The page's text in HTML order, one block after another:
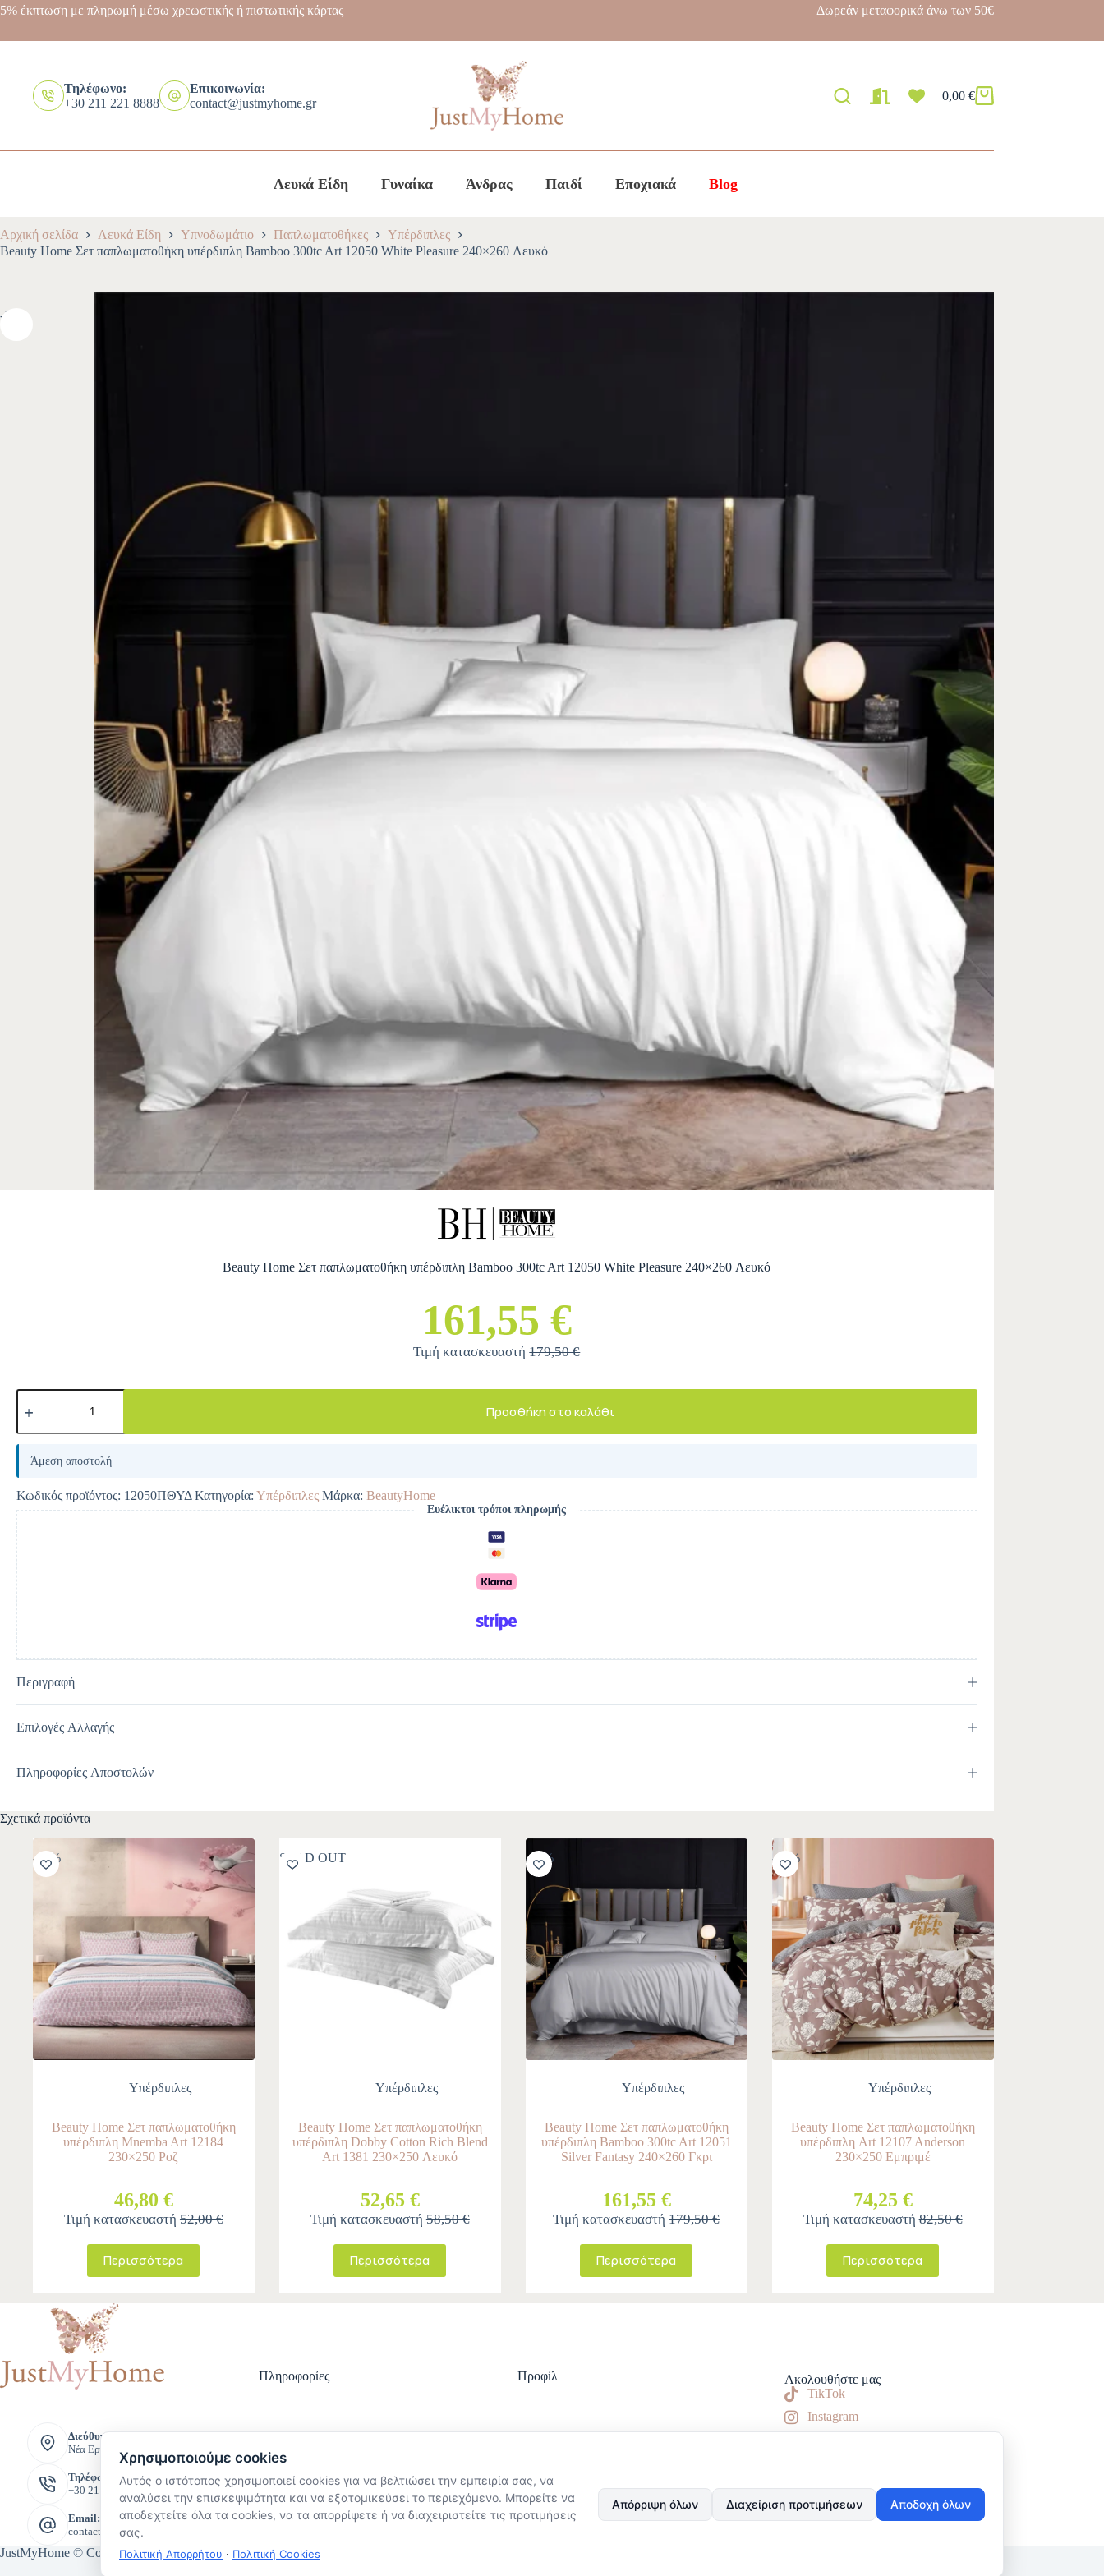
5% έκπτωση με πληρωμή μέσω χρεωστικής ή πιστωτικής κάρτας Δωρεάν μεταφορικά άνω των 50€
Τηλέφωνο:
+30 211 221 8888
Επικοινωνία:
contact@justmyhome.gr
0,00 €
Λευκά Είδη Γυναίκα Άνδρας Παιδί Εποχιακά Blog
Αρχική σελίδα Λευκά Είδη Υπνοδωμάτιο Παπλωματοθήκες
Υπέρδιπλες
Beauty Home Σετ παπλωματοθήκη υπέρδιπλη Bamboo 300tc Art 12050 White Pleasure 240×260 Λευκό
-10%
Beauty Home Σετ παπλωματοθήκη υπέρδιπλη Bamboo 300tc Art 12050 White Pleasure 240×260 Λευκό
161,55 €
Τιμή κατασκευαστή179,50 €
Προσθήκη στο καλάθι
A
e
r
n
a
t
i
v
e
:
Άμεση αποστολή
Κωδικός προϊόντος: 12050ΠΘΥΔ Κατηγορία: Υπέρδιπλες Μάρκα: BeautyHome
Ευέλικτοι τρόποι πληρωμής
Περιγραφή
Επιλογές Αλλαγής
Πληροφορίες Αποστολών
Σχετικά προϊόντα
-10%
Υπέρδιπλες
Beauty Home Σετ παπλωματοθήκη
υπέρδιπλη Mnemba Art 12184
230×250 Ροζ
46,80 €
Τιμή κατασκευαστή 52,00 €
Περισσότερα
SOLD OUT
Υπέρδιπλες
Beauty Home Σετ παπλωματοθήκη
υπέρδιπλη Dobby Cotton Rich Blend
Art 1381 230×250 Λευκό
52,65 €
Τιμή κατασκευαστή58,50 €
Περισσότερα
-10%
Υπέρδιπλες
Beauty Home Σετ παπλωματοθήκη
υπέρδιπλη Bamboo 300tc Art 12051
Silver Fantasy 240×260 Γκρι
161,55 €
Τιμή κατασκευαστή179,50 €
Περισσότερα
-10%
Υπέρδιπλες
Beauty Home Σετ παπλωματοθήκη
υπέρδιπλη Art 12107 Anderson
230×250 Εμπριμέ
74,25 €
Τιμή κατασκευαστή82,50 €
Περισσότερα
Διεύθυνση:
Νέα Ερυθραία, Ελλάδα
Τηλέφωνο:
+30 211 221 8888
Email:
contact@justmyhome.gr
Πληροφορίες
Τρόποι Πληρωμής
Όροι και Προϋποθέσεις χρήσης
Πολιτική Προστασίας
Προσωπικών Δεδομένων
Προφίλ
Είσοδος
Εξέλιξη παραγγελίας
Ακολουθήστε μας
TikTok
Instagram
JustMyHome © Copyright 2026
Χρησιμοποιούμε cookies
Αυτός ο ιστότοπος χρησιμοποιεί cookies για να βελτιώσει την εμπειρία σας, να
αναλύσει την επισκεψιμότητα και να εξατομικεύσει το περιεχόμενο. Μπορείτε να
αποδεχτείτε όλα τα cookies, να τα απορρίψετε ή να διαχειριστείτε τις προτιμήσεις
σας.
Πολιτική Απορρήτου · Πολιτική Cookies
Απόρριψη όλων Διαχείριση προτιμήσεων Αποδοχή όλων